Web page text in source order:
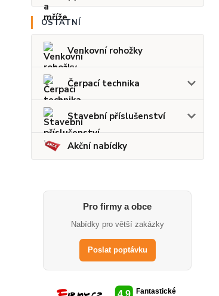
OSTATNÍ
Venkovní rohožky
Čerpací technika
Stavební příslušenství
Akční nabídky
Pro firmy a obce
Nabídky pro větší zakázky
Poslat poptávku